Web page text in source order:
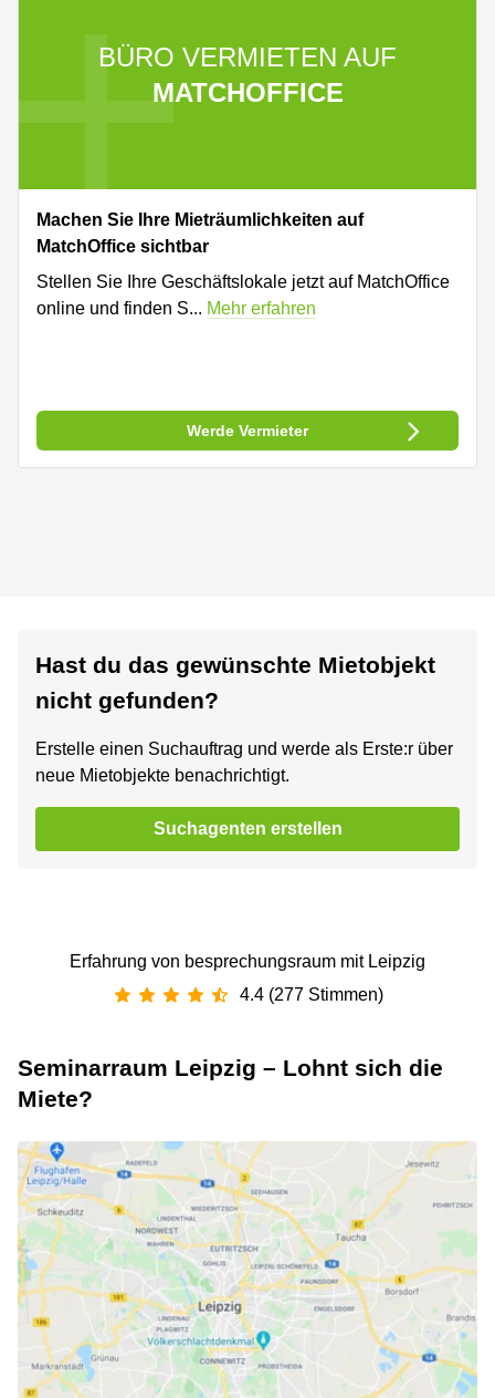
BÜRO VERMIETEN AUF
MATCHOFFICE
Machen Sie Ihre Mieträumlichkeiten auf
MatchOffice sichtbar
Stellen Sie Ihre Geschäftslokale jetzt auf MatchOffice
online und finden S... Mehr erfahren
Werde Vermieter
Hast du das gewünschte Mietobjekt
nicht gefunden?
Erstelle einen Suchauftrag und werde als Erste:r über
neue Mietobjekte benachrichtigt.
Suchagenten erstellen
Erfahrung von besprechungsraum mit Leipzig
4.4 (277 Stimmen)
Seminarraum Leipzig – Lohnt sich die
Miete?